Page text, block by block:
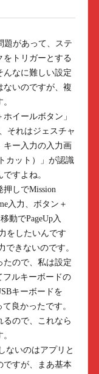
題があって、ステ
をトリガーとする
んなに難しい設定
ないのですが、複
イールボタン」
それはジェスチャ
キー入力の入力画
カット）」が認識
すよね。
しでMission
入力、ボタン＋
動でPageUp入
をしたいんです
できないのです。
ので、私は設定
フルキーボードの
キーボードを
良かったです。
ので、これなら
ないのはアプリと
ですが、まあ基本